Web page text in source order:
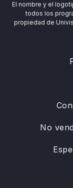
El nombre y el
todos los
propiedad de
No